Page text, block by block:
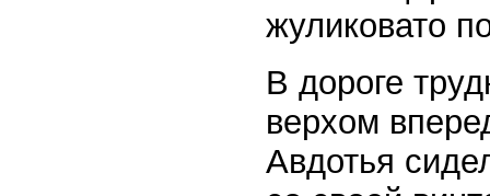
жуликовато
В дороге
верхом
Авдотья